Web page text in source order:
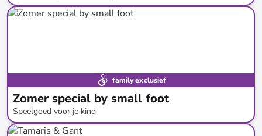
tot-64 %* Nieuw bij limango
family exclusief
Zomer special by small foot
Speelgoed voor je kind
tot-43%*